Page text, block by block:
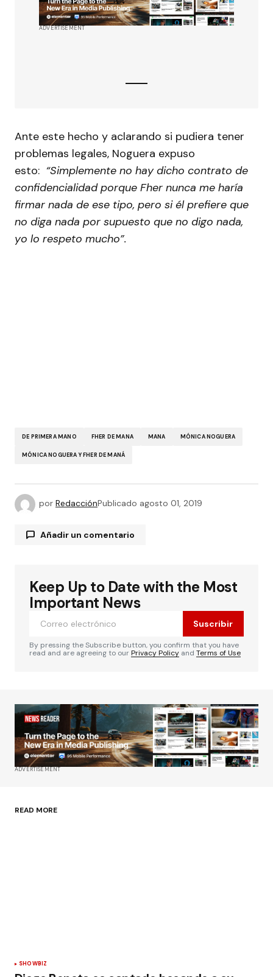
ADVERTISEMENT
Ante este hecho y aclarando si pudiera tener
problemas legales, Noguera expuso
esto: “Simplemente no hay dicho contrato de
confidencialidad porque Fher nunca me haría
firmar nada de ese tipo, pero si él prefiere que
no diga nada por supuesto que no digo nada,
yo lo respeto mucho”.
DE PRIMERA MANO FHER DE MANA MANA MÓNICA NOGUERA
MÓNICA NOGUERA Y FHER DE MANÁ
por RedacciónPublicado agosto 01, 2019
Añadir un comentario
Tu dirección de correo electrónico no será
publicada.Los campos obligatorios están
marcados con*
Comentario*
Su nombre*
Tu correo electrónico*
haga un comentario.
Keep Up to Date with the Most
Important News
Suscribir
By pressing the Subscribe button, you confirm that you have
read and are agreeing to ourPrivacy Policy and Terms of Use
ADVERTISEMENT
READ MORE
SHOWBIZ